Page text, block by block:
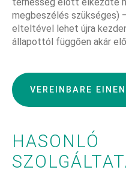
megbeszélés szükséges)
elteltével lehet újra
állapottól függően akár
VEREINBARE
HASONLÓ